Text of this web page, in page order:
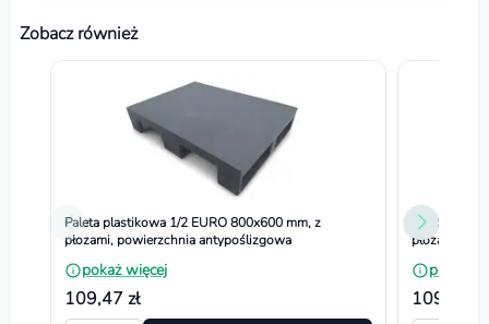
Zobacz również
Paleta plastikowa 1/2 EURO 800x600 mm, z
płozami, powierzchnia antypoślizgowa
pokaż więcej
109,47 zł
Paleta
płozami,
pokaż
109,47 zł